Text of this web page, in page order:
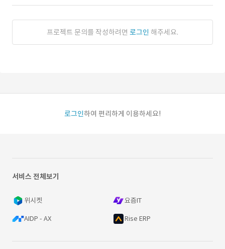
프로젝트 문의를 작성하려면 로그인 해주세요.
로그인하여 편리하게 이용하세요!
서비스 전체보기
위시켓 요즘IT
AIDP - AX Rise ERP